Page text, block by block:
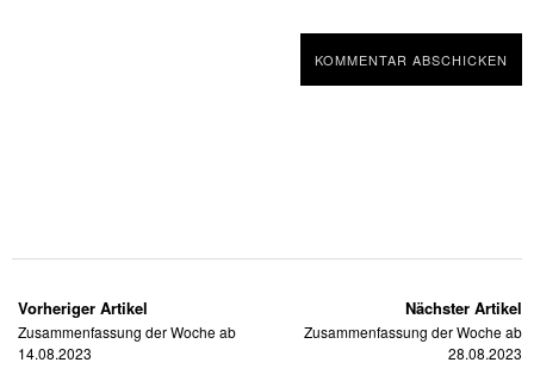
Vorheriger Artikel
Zusammenfassung der Woche ab
14.08.2023
Nächster Artikel
Zusammenfassung der Woche ab
28.08.2023